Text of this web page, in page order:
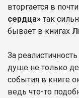
вторгается в
сердца» так
бывает в книгах
За
душе не только
события в книге
ведь что-то